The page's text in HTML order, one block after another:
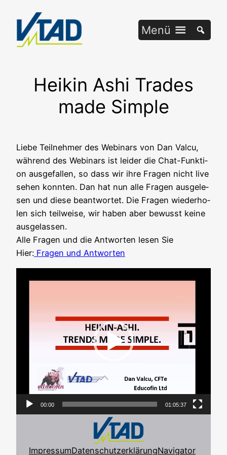
springen
Menü
Heikin Ashi Trades
made Simple
Lie­be Teil­neh­mer des Web­i­nars von Dan Valcu,
wäh­rend des Web­i­nars ist lei­der die Chat-Funk­ti­
on aus­ge­fal­len, so dass wir ihre Fra­gen nicht live
sehen konn­ten. Dan hat nun alle Fra­gen aus­ge­le­
sen und die­se beant­wor­tet. Die Fra­gen wie­der­ho­
len sich teil­wei­se, wir haben aber bewusst kei­ne
ausgelassen.
Alle Fra­gen und die Ant­wor­ten lesen Sie
Hier: Fra­gen und Antworten
00:00 01:05:37
ImpressumDatenschutzerklärungNavigator